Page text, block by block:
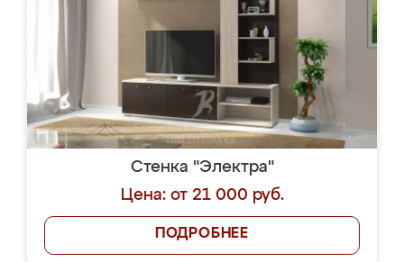
Стенка "Электра"
Цена: от 21 000 руб.
ПОДРОБНЕЕ